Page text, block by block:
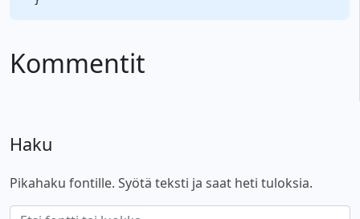
Kommentit
Haku
Pikahaku fontille. Syötä teksti ja saat heti tuloksia.